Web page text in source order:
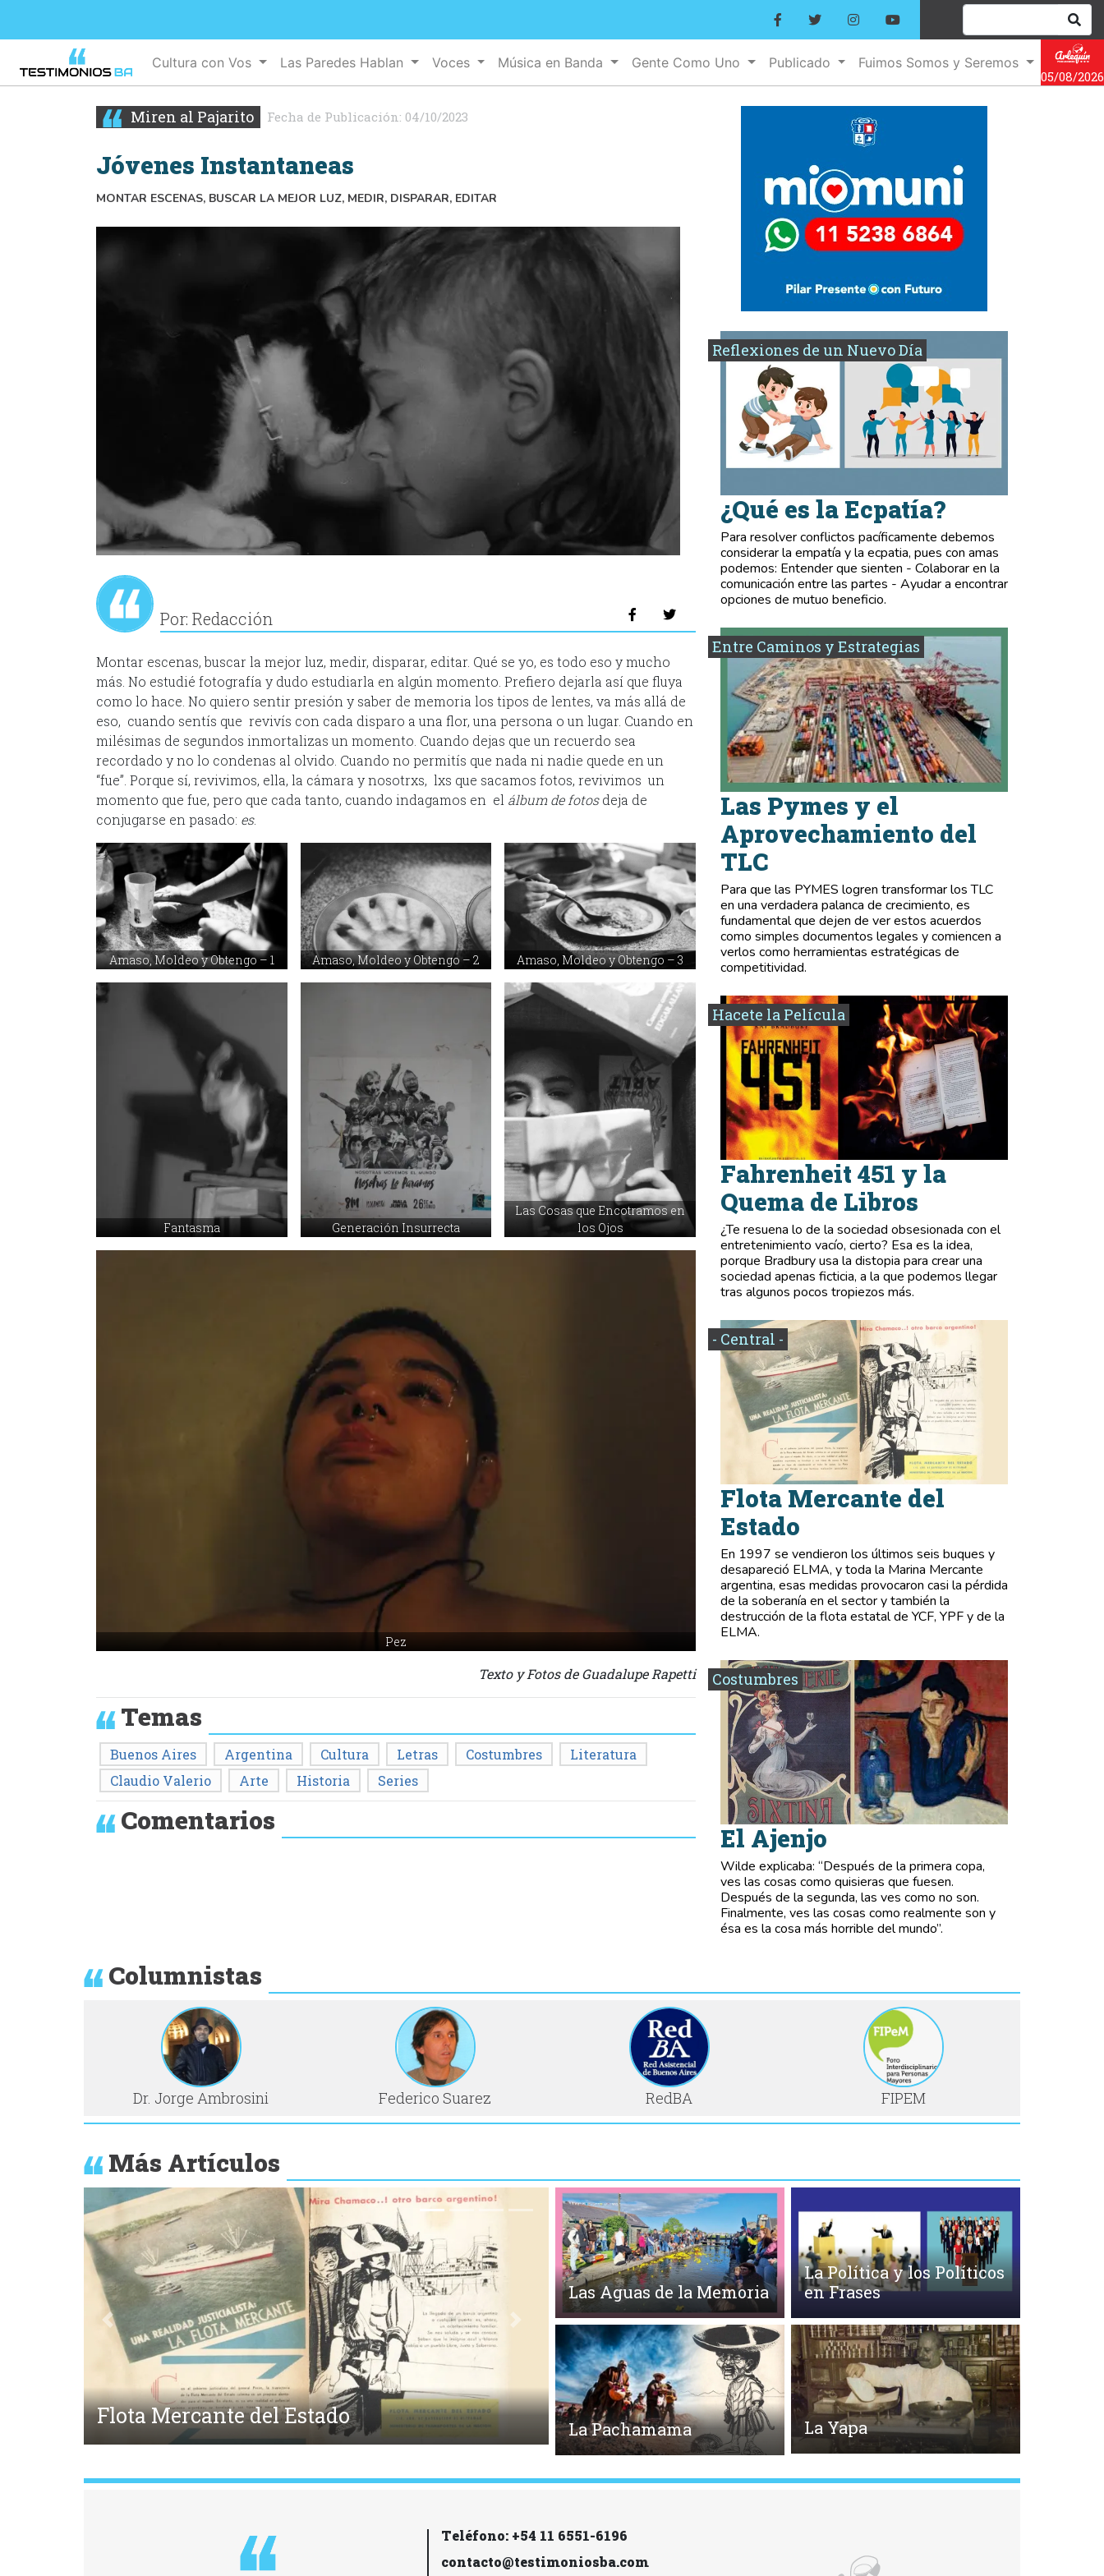
Cultura con Vos Las Paredes Hablan Voces Música en Banda Gente Como Uno Publicado
Fuimos Somos y Seremos
05/08/2026
Miren al Pajarito Fecha de Publicación: 04/10/2023
Jóvenes Instantaneas
MONTAR ESCENAS, BUSCAR LA MEJOR LUZ, MEDIR, DISPARAR, EDITAR
Por: Redacción
Montar escenas, buscar la mejor luz, medir, disparar, editar. Qué se yo, es todo eso y mucho
más. No estudié fotografía y dudo estudiarla en algún momento. Prefiero dejarla así que fluya
como lo hace. No quiero sentir presión y saber de memoria los tipos de lentes, va más allá de
eso, cuando sentís que revivís con cada disparo a una flor, una persona o un lugar. Cuando en
milésimas de segundos inmortalizas un momento. Cuando dejas que un recuerdo sea
recordado y no lo condenas al olvido. Cuando no permitís que nada ni nadie quede en un
“fue”. Porque sí, revivimos, ella, la cámara y nosotrxs, lxs que sacamos fotos, revivimos un
momento que fue, pero que cada tanto, cuando indagamos en el álbum de fotosdeja de
conjugarse en pasado: es.
Amaso, Moldeo y Obtengo – 1 Amaso, Moldeo y Obtengo – 2 Amaso, Moldeo y Obtengo – 3
Fantasma Generación Insurrecta
Las Cosas que Encotramos en
los Ojos
Pez
Texto y Fotos de Guadalupe Rapetti
Temas
Buenos Aires Argentina Cultura Letras Costumbres
Literatura
Claudio Valerio
Arte Historia Series
Comentarios
Reflexiones de un Nuevo Día
¿Qué es la Ecpatía?
Para resolver conflictos pacíficamente debemos
considerar la empatía y la ecpatia, pues con amas
podemos: Entender que sienten - Colaborar en la
comunicación entre las partes - Ayudar a encontrar
opciones de mutuo beneficio.
Entre Caminos y Estrategias
Las Pymes y el
Aprovechamiento del
TLC
Para que las PYMES logren transformar los TLC
en una verdadera palanca de crecimiento, es
fundamental que dejen de ver estos acuerdos
como simples documentos legales y comiencen a
verlos como herramientas estratégicas de
competitividad.
Hacete la Película
Fahrenheit 451 y la
Quema de Libros
¿Te resuena lo de la sociedad obsesionada con el
entretenimiento vacío, cierto? Esa es la idea,
porque Bradbury usa la distopia para crear una
sociedad apenas ficticia, a la que podemos llegar
tras algunos pocos tropiezos más.
- Central -
Flota Mercante del
Estado
En 1997 se vendieron los últimos seis buques y
desapareció ELMA, y toda la Marina Mercante
argentina, esas medidas provocaron casi la pérdida
de la soberanía en el sector y también la
destrucción de la flota estatal de YCF, YPF y de la
ELMA.
Costumbres
El Ajenjo
Wilde explicaba: “Después de la primera copa,
ves las cosas como quisieras que fuesen.
Después de la segunda, las ves como no son.
Finalmente, ves las cosas como realmente son y
ésa es la cosa más horrible del mundo”.
Columnistas
Dr. Jorge Ambrosini Federico Suarez RedBA FIPEM
Más Artículos
Medicina y Lunfardo
Anterior Siguiente
Las Aguas de la Memoria
La Política y los Políticos
en Frases
La Pachamama La Yapa
Teléfono: +54 11 6551-6196
contacto@testimoniosba.com